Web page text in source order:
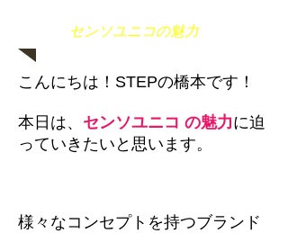
センソユニコの魅力
こんにちは！STEPの橋本です！
本日は、 センソユニコ の魅力に迫
っていきたいと思います。
様々なコンセプトを持つブランド